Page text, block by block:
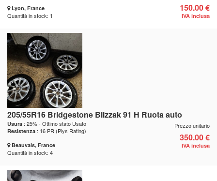
Lyon, France
Quantità in stock: 1
150.00 €
IVA inclusa
205/55R16 Bridgestone Blizzak 91 H Ruota auto
Usura : 25% - Ottimo stato Usato
Resistenza : 16 PR (Plys Rating)
Beauvais, France
Quantità in stock: 4
Prezzo unitario
350.00 €
IVA inclusa